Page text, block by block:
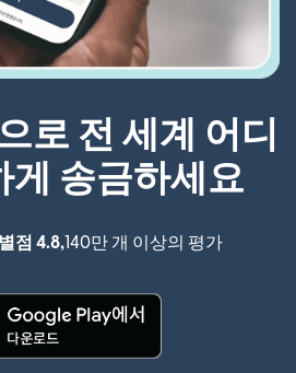
로 전 세계 어디
게 송금하세요
점 4.8,140만 개 이상의 평가